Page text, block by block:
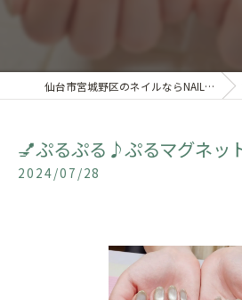
仙台市宮城野区のネイルならNAILsalon Trim 【トリム】
💅ぷるぷる♪ぷるマグネッ
2024/07/28